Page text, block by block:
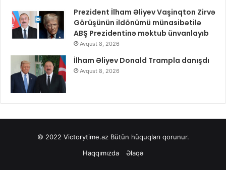
Prezident İlham Əliyev Vaşinqton Zirvə
Görüşünün ildönümü münasibətilə
ABŞ Prezidentinə məktub ünvanlayıb
Avqust 8, 2026
İlham Əliyev Donald Trampla danışdı
Avqust 8, 2026
© 2022 Victorytime.azBütün hüquqları qorunur.
Haqqımızda
Əlaqə